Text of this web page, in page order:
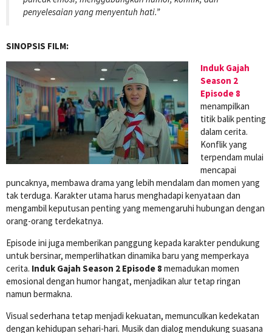
penyelesaian yang menyentuh hati.”
SINOPSIS FILM:
Induk Gajah
Season 2
Episode 8
menampilkan
titik balik penting
dalam cerita.
Konflik yang
terpendam mulai
mencapai
puncaknya, membawa drama yang lebih mendalam dan momen yang
tak terduga. Karakter utama harus menghadapi kenyataan dan
mengambil keputusan penting yang memengaruhi hubungan dengan
orang-orang terdekatnya.
Episode ini juga memberikan panggung kepada karakter pendukung
untuk bersinar, memperlihatkan dinamika baru yang memperkaya
cerita. Induk Gajah Season 2 Episode 8 memadukan momen
emosional dengan humor hangat, menjadikan alur tetap ringan
namun bermakna.
Visual sederhana tetap menjadi kekuatan, memunculkan kedekatan
dengan kehidupan sehari-hari. Musik dan dialog mendukung suasana